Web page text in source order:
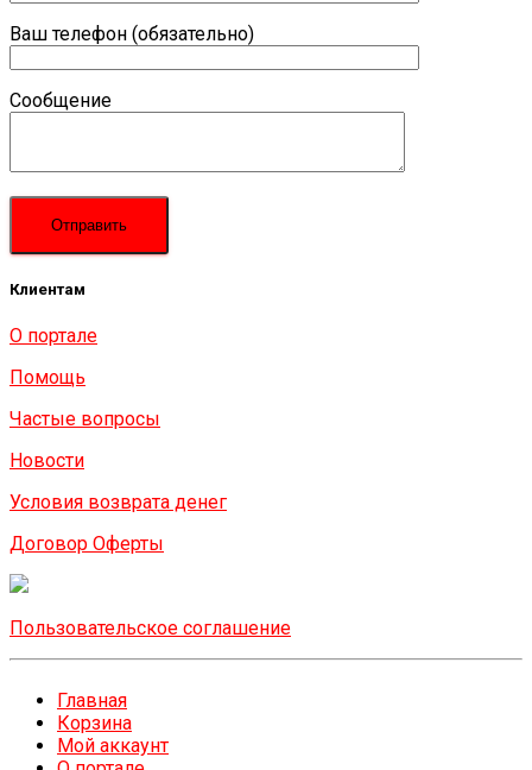
Ваш телефон (обязательно)
Сообщение
Клиентам
О портале
Помощь
Частые вопросы
Новости
Условия возврата денег
Договор Оферты
Пользовательское соглашение
Главная
Корзина
Мой аккаунт